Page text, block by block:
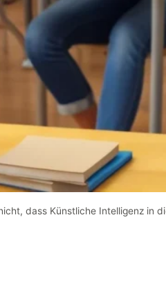
dass Künstliche Intelligenz in